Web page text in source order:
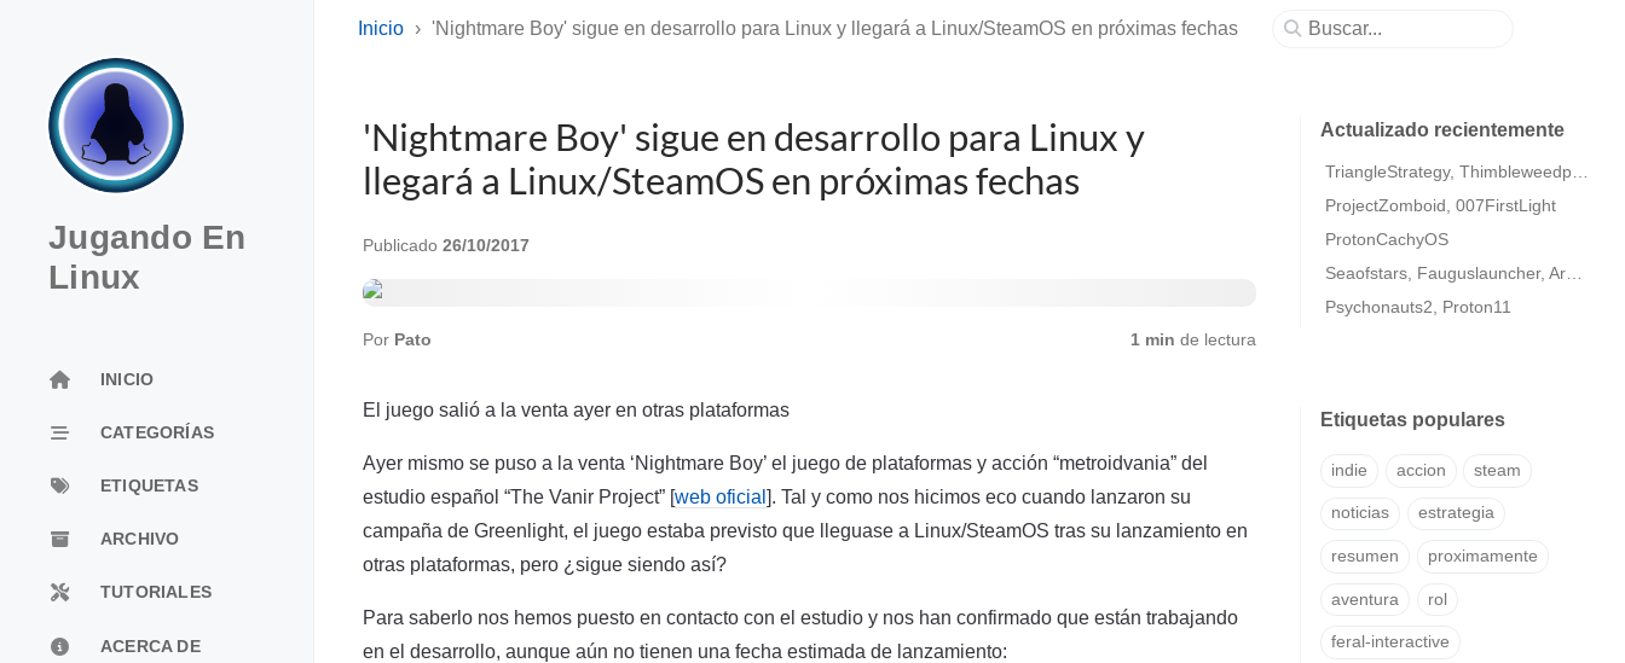
Jugando En
Linux
INICIO
CATEGORÍAS
ETIQUETAS
ARCHIVO
TUTORIALES
ACERCA DE
Inicio 'Nightmare Boy' sigue en desarrollo para Linux y llegará a Linux/SteamOS en próximas fechas
'Nightmare Boy' sigue en desarrollo para Linux y
llegará a Linux/SteamOS en próximas fechas
Publicado 26/10/2017
Por Pato 1 min de lectura
El juego salió a la venta ayer en otras plataformas
Ayer mismo se puso a la venta ‘Nightmare Boy’ el juego de plataformas y acción “metroidvania” del
estudio español “The Vanir Project” [web oficial]. Tal y como nos hicimos eco cuando lanzaron su
campaña de Greenlight, el juego estaba previsto que lleguase a Linux/SteamOS tras su lanzamiento en
otras plataformas, pero ¿sigue siendo así?
Para saberlo nos hemos puesto en contacto con el estudio y nos han confirmado que están trabajando
en el desarrollo, aunque aún no tienen una fecha estimada de lanzamiento:
Actualizado recientemente
ProjectZomboid, 007FirstLight
ProtonCachyOS
Psychonauts2, Proton11
Etiquetas populares
indie accion steam
noticias estrategia
resumen proximamente
aventura rol
feral-interactive